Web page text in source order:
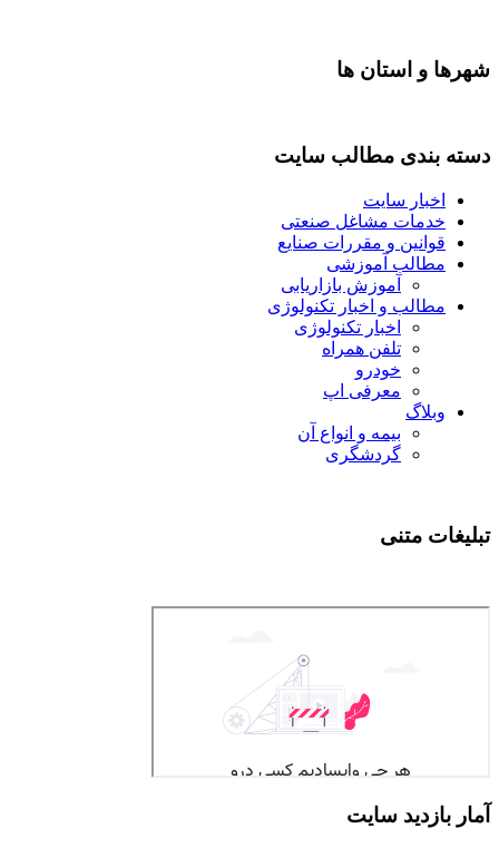
شهرها و استان ها
دسته بندی مطالب سایت
اخبار سایت
خدمات مشاغل صنعتی
قوانین و مقررات صنایع
مطالب آموزشی
آموزش بازاریابی
مطالب و اخبار تکنولوژی
اخبار تکنولوژی
تلفن همراه
خودرو
معرفی اپ
وبلاگ
بیمه و انواع آن
گردشگری
تبلیغات متنی
آمار بازدید سایت